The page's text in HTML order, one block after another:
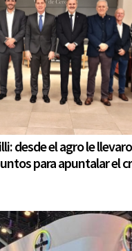
desde el agro le
para apuntalar el